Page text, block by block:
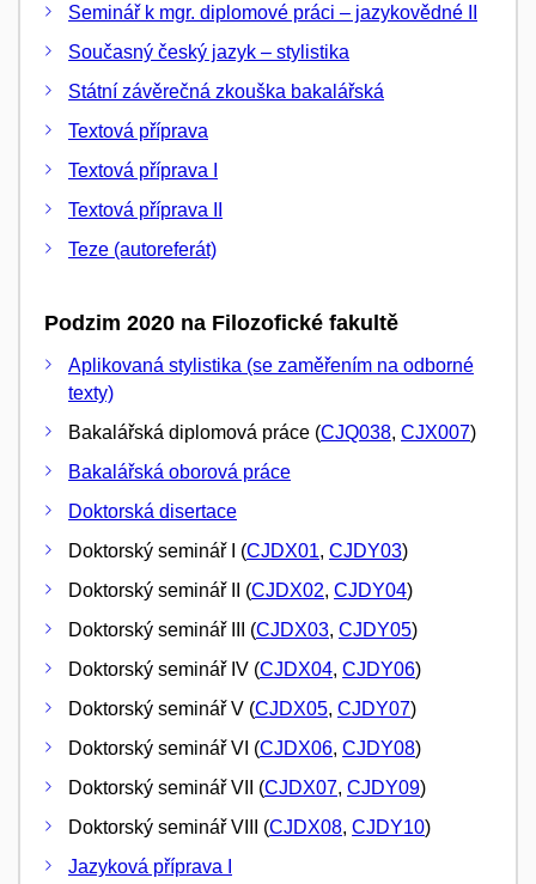
Seminář k mgr. diplomové práci – jazykovědné II
Současný český jazyk – stylistika
Státní závěrečná zkouška bakalářská
Textová příprava
Textová příprava I
Textová příprava II
Teze (autoreferát)
Podzim 2020 na Filozofické fakultě
Aplikovaná stylistika (se zaměřením na odborné
texty)
Bakalářská diplomová práce (CJQ038, CJX007)
Bakalářská oborová práce
Doktorská disertace
Doktorský seminář I (CJDX01, CJDY03)
Doktorský seminář II (CJDX02, CJDY04)
Doktorský seminář III (CJDX03, CJDY05)
Doktorský seminář IV (CJDX04, CJDY06)
Doktorský seminář V (CJDX05, CJDY07)
Doktorský seminář VI (CJDX06, CJDY08)
Doktorský seminář VII (CJDX07, CJDY09)
Doktorský seminář VIII (CJDX08, CJDY10)
Jazyková příprava I